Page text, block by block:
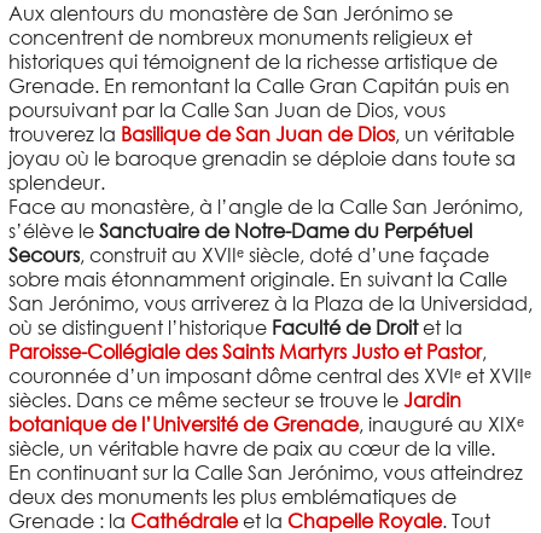
Aux alentours du monastère de San Jerónimo se
concentrent de nombreux monuments religieux et
historiques qui témoignent de la richesse artistique de
Grenade. En remontant la Calle Gran Capitán puis en
poursuivant par la Calle San Juan de Dios, vous
trouverez la Basilique de San Juan de Dios, un véritable
joyau où le baroque grenadin se déploie dans toute sa
splendeur.
Face au monastère, à l’angle de la Calle San Jerónimo,
s’élève le Sanctuaire de Notre-Dame du Perpétuel
Secours, construit au XVIIᵉ siècle, doté d’une façade
sobre mais étonnamment originale. En suivant la Calle
San Jerónimo, vous arriverez à la Plaza de la Universidad,
où se distinguent l’historique Faculté de Droitet la
Paroisse-Collégiale des Saints Martyrs Justo et Pastor,
couronnée d’un imposant dôme central des XVIᵉ et XVIIᵉ
siècles. Dans ce même secteur se trouve le Jardin
botanique de l’Université de Grenade, inauguré au XIXᵉ
siècle, un véritable havre de paix au cœur de la ville.
En continuant sur la Calle San Jerónimo, vous atteindrez
deux des monuments les plus emblématiques de
Grenade : la Cathédraleet la Chapelle Royale. Tout